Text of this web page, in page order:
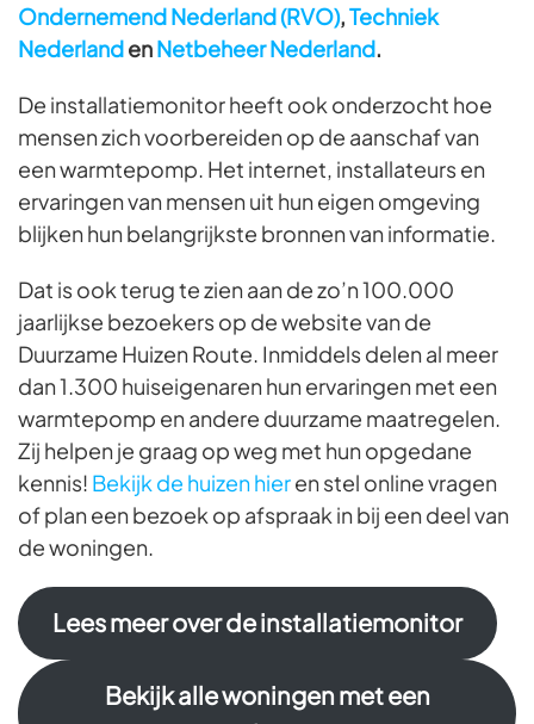
Ondernemend Nederland (RVO),Techniek
NederlandenNetbeheer Nederland.
De installatiemonitor heeft ook onderzocht hoe
mensen zich voorbereiden op de aanschaf van
een warmtepomp. Het internet, installateurs en
ervaringen van mensen uit hun eigen omgeving
blijken hun belangrijkste bronnen van informatie.
Dat is ook terug te zien aan de zo’n 100.000
jaarlijkse bezoekers op de website van de
Duurzame Huizen Route. Inmiddels delen al meer
dan 1.300 huiseigenaren hun ervaringen met een
warmtepomp en andere duurzame maatregelen.
Zij helpen je graag op weg met hun opgedane
kennis! Bekijk de huizen hieren stel online vragen
of plan een bezoek op afspraak in bij een deel van
de woningen.
Lees meer over de installatiemonitor
Bekijk alle woningen met een